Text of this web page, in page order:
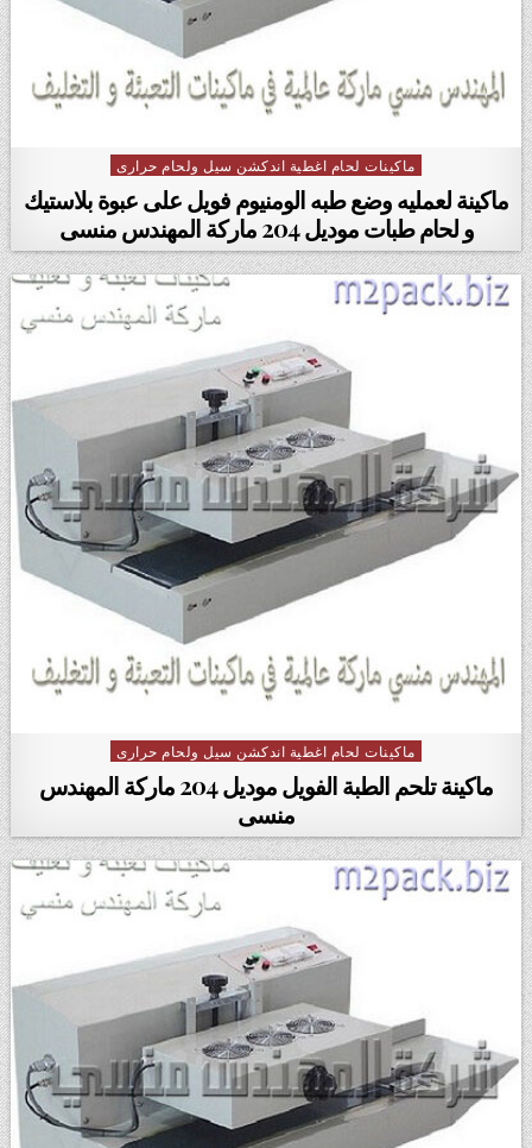
Posted in
ماكينات لحام اغطية اندكشن سيل ولحام حرارى
ماكينة لعمليه وضع طبه الومنيوم فويل على عبوة بلاستيك
و لحام طبات موديل 204 ماركة ‏المهندس منسى
Posted in
ماكينات لحام اغطية اندكشن سيل ولحام حرارى
ماكينة تلحم الطبة الفويل موديل 204 ماركة المهندس
منسى